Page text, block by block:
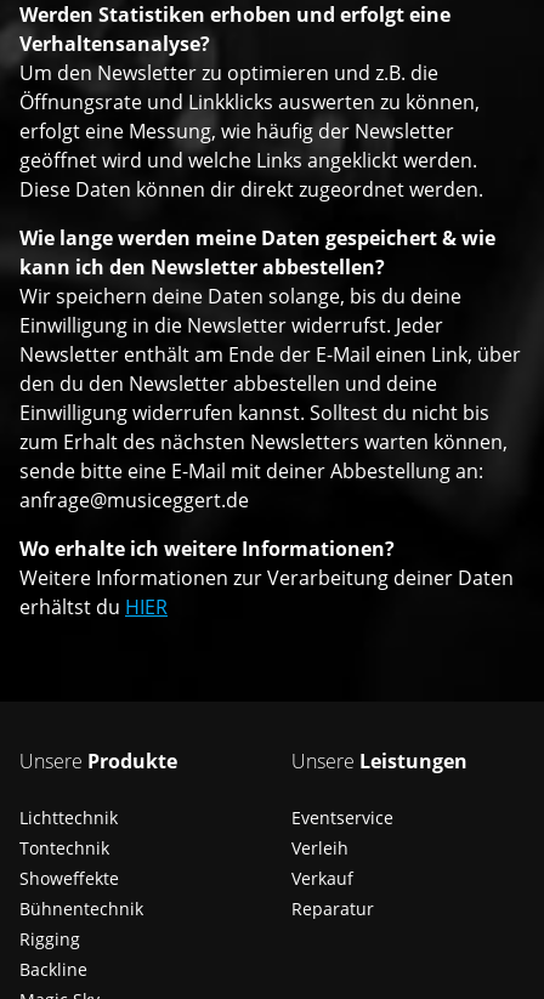
Werden Statistiken erhoben und erfolgt eine
Verhaltensanalyse?
Um den Newsletter zu optimieren und z.B. die
Öffnungsrate und Linkklicks auswerten zu können,
erfolgt eine Messung, wie häufig der Newsletter
geöffnet wird und welche Links angeklickt werden.
Diese Daten können dir direkt zugeordnet werden.
Wie lange werden meine Daten gespeichert & wie
kann ich den Newsletter abbestellen?
Wir speichern deine Daten solange, bis du deine
Einwilligung in die Newsletter widerrufst. Jeder
Newsletter enthält am Ende der E-Mail einen Link, über
den du den Newsletter abbestellen und deine
Einwilligung widerrufen kannst. Solltest du nicht bis
zum Erhalt des nächsten Newsletters warten können,
sende bitte eine E-Mail mit deiner Abbestellung an:
anfrage@musiceggert.de
Wo erhalte ich weitere Informationen?
Weitere Informationen zur Verarbeitung deiner Daten
erhältst du HIER
Unsere Produkte
Lichttechnik
Tontechnik
Showeffekte
Bühnentechnik
Rigging
Backline
Unsere Leistungen
Eventservice
Verleih
Verkauf
Reparatur